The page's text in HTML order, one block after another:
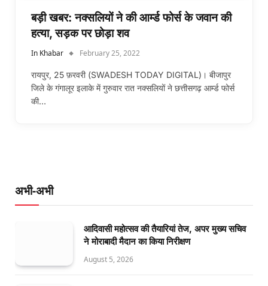
बड़ी खबर: नक्सलियों ने की आर्म्ड फोर्स के जवान की
हत्या, सड़क पर छोड़ा शव
In Khabar February 25, 2022
रायपुर, 25 फ़रवरी (SWADESH TODAY DIGITAL)। बीजापुर
जिले के गंगालूर इलाके में गुरुवार रात नक्सलियों ने छत्तीसगढ़ आर्म्ड फोर्स
की…
अभी-अभी
आदिवासी महोत्सव की तैयारियां तेज, अपर मुख्य सचिव
ने मोराबादी मैदान का किया निरीक्षण
August 5, 2026